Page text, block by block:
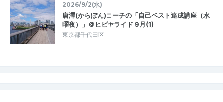
2026/9/2(水)
唐澤(からぽん)コーチの「自己ベスト達成講座（水
曜夜）」＠ヒビヤライド 9月(1)
東京都千代田区